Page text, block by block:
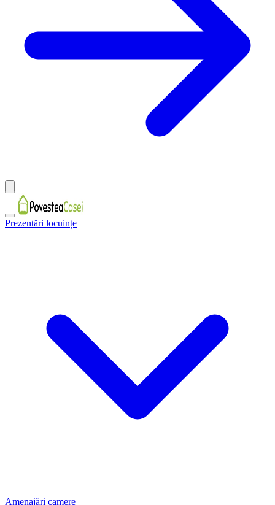
Prezentări locuințe
Amenajări camere